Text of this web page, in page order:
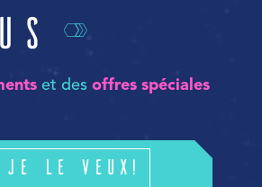
et des offres spéciales
je le veux!